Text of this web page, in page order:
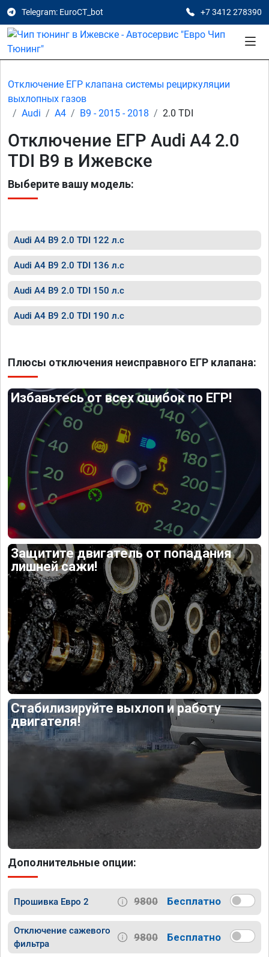
Telegram: EuroCT_bot +7 3412 278390
Отключение ЕГР клапана системы рециркуляции
выхлопных газов
Audi
A4 B9 - 2015 - 2018 2.0 TDI
Отключение ЕГР Audi A4 2.0
TDI B9 в Ижевске
Выберите вашу модель:
Audi A4 B9 2.0 TDI 122 л.с
Audi A4 B9 2.0 TDI 136 л.с
Audi A4 B9 2.0 TDI 150 л.с
Audi A4 B9 2.0 TDI 190 л.с
Плюсы отключения неисправного ЕГР клапана:
Избавьтесь от всех ошибок по ЕГР!
Защитите двигатель от попадания
лишней сажи!
Стабилизируйте выхлоп и работу
двигателя!
Дополнительные опции:
Прошивка Евро 2 9800 Бесплатно
Отключение сажевого
фильтра
9800 Бесплатно